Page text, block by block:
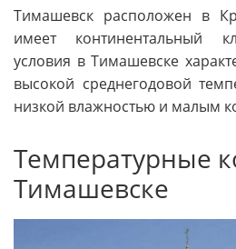
Тимашевск расположен в
имеет континентальный
условия в Тимашевске
высокой среднегодовой
низкой влажностью и малым
Температурные
Тимашевске